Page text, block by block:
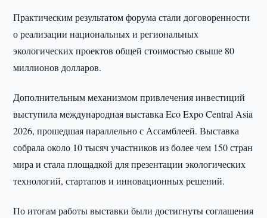
Практическим результатом форума стали договоренности
о реализации национальных и региональных
экологических проектов общей стоимостью свыше 80
миллионов долларов.
Дополнительным механизмом привлечения инвестиций
выступила международная выставка Eco Expo Central Asia
2026, прошедшая параллельно с Ассамблеей. Выставка
собрала около 10 тысяч участников из более чем 150 стран
мира и стала площадкой для презентации экологических
технологий, стартапов и инновационных решений.
По итогам работы выставки были достигнуты соглашения